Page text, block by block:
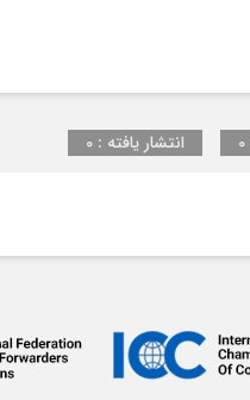
انتشار یافته : 0